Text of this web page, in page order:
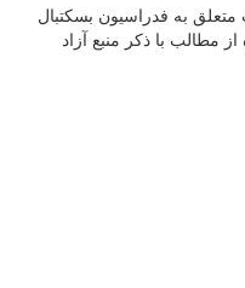
به فدراسیون بسکتبال
مطالب با ذكر منبع آزاد